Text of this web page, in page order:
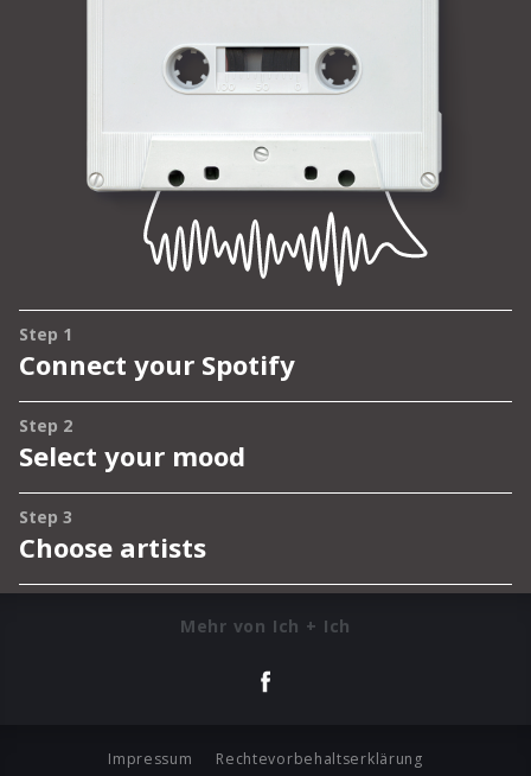
Mehr von Ich + Ich
Impressum Rechtevorbehaltserklärung